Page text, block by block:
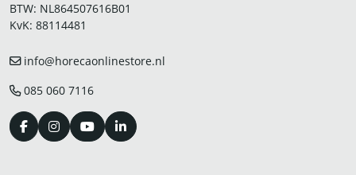
BTW: NL864507616B01
KvK: 88114481
info@horecaonlinestore.nl
085 060 7116